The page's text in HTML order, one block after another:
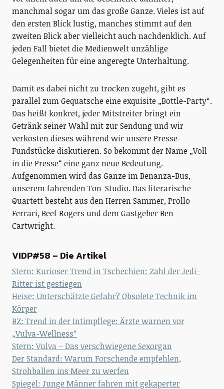
manchmal sogar um das große Ganze. Vieles ist auf
den ersten Blick lustig, manches stimmt auf den
zweiten Blick aber vielleicht auch nachdenklich. Auf
jeden Fall bietet die Medienwelt unzählige
Gelegenheiten für eine angeregte Unterhaltung.
Damit es dabei nicht zu trocken zugeht, gibt es
parallel zum Gequatsche eine exquisite „Bottle-Party“.
Das heißt konkret, jeder Mitstreiter bringt ein
Getränk seiner Wahl mit zur Sendung und wir
verkosten dieses während wir unsere Presse-
Fundstücke diskutieren. So bekommt der Name „Voll
in die Presse“ eine ganz neue Bedeutung.
Aufgenommen wird das Ganze im Benanza-Bus,
unserem fahrenden Ton-Studio. Das literarische
Quartett besteht aus den Herren Sammer, Prollo
Ferrari, Beef Rogers und dem Gastgeber Ben
Cartwright.
VIDP#58 – Die Artikel
Stern: Kurioser Trend in Tschechien: Zahl der Jedi-
Ritter ist gestiegen
Heise: Unterschätzte Gefahr? Obsolete Technik im
Körper
BZ: Trend in der Intimpflege: Ärzte warnen vor
„Vulva-Wellness“
Stern: Vulva – Das verschwiegene Sexorgan
Der Standard: Warum Forschende empfehlen,
Strohballen ins Meer zu werfen
Spiegel: Junge Männer fahren mit gekaperter